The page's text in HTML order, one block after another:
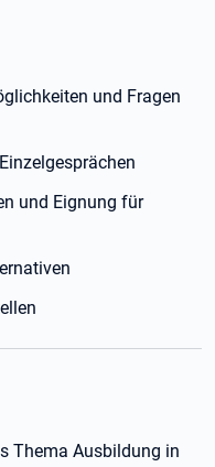
und Fragen
und Eignung für
Thema Ausbildung in